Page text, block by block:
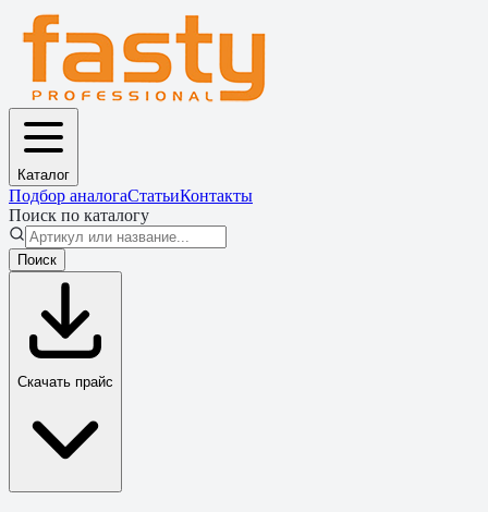
Каталог
Подбор аналогаСтатьиКонтакты
Поиск по каталогу
Поиск
Скачать прайс